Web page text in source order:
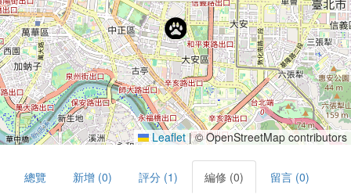
Leaflet |© OpenStreetMap contributors
總覽 新增 (0) 評分 (1) 編修 (0) 留言 (0)